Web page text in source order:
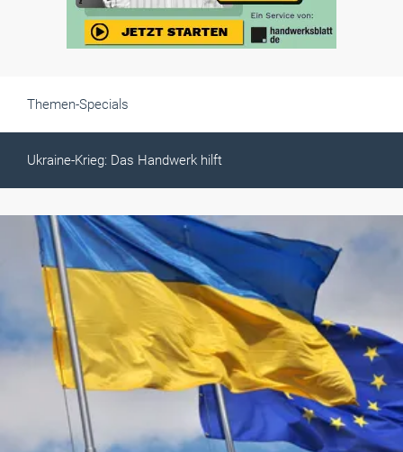
Themen-Specials
Ukraine-Krieg: Das Handwerk hilft